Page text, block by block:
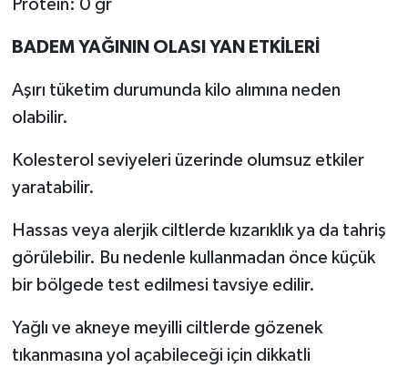
Protein: 0 gr
BADEM YAĞININ OLASI YAN ETKİLERİ
Aşırı tüketim durumunda kilo alımına neden
olabilir.
Kolesterol seviyeleri üzerinde olumsuz etkiler
yaratabilir.
Hassas veya alerjik ciltlerde kızarıklık ya da tahriş
görülebilir. Bu nedenle kullanmadan önce küçük
bir bölgede test edilmesi tavsiye edilir.
Yağlı ve akneye meyilli ciltlerde gözenek
tıkanmasına yol açabileceği için dikkatli